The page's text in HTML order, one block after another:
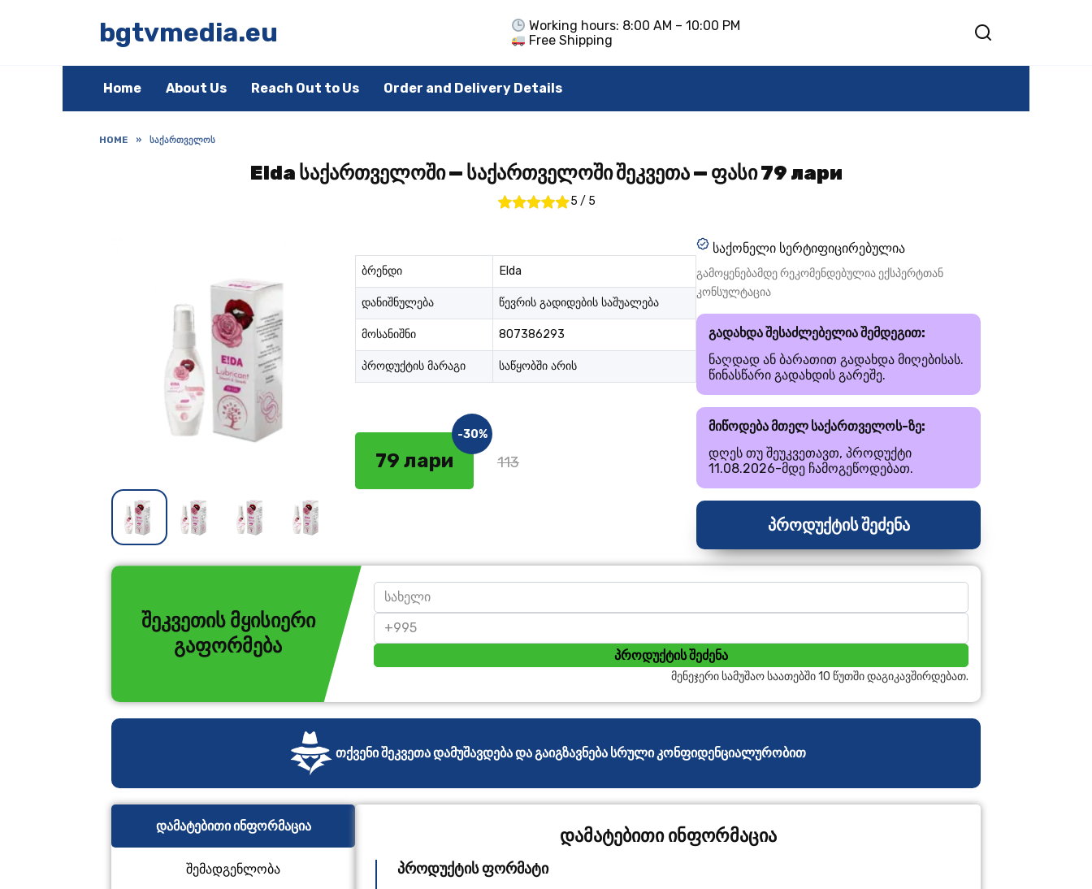
bgtvmedia.eu
Working hours: 8:00 AM – 10:00 PM
Free Shipping
Home About Us Reach Out to Us Order and Delivery Details
HOME » ᲡᲐᲥᲐᲠᲗᲕᲔᲚᲝᲡ
Elda საქართველოში — საქართველოში შეკვეთა — ფასი 79 лари
5 / 5
ბრენდი Elda
დანიშნულება წევრის გადიდების საშუალება
მოსანიშნი 807386293
პროდუქტის მარაგი საწყობში არის
79 лари
-30%
113
საქონელი სერტიფიცირებულია
გამოყენებამდე რეკომენდებულია ექსპერტთან
კონსულტაცია
გადახდა შესაძლებელია შემდეგით:
ნაღდად ან ბარათით გადახდა მიღებისას.
წინასწარი გადახდის გარეშე.
მიწოდება მთელ საქართველოს-ზე:
დღეს თუ შეუკვეთავთ, პროდუქტი
11.08.2026-მდე ჩამოგეწოდებათ.
პროდუქტის შეძენა
შეკვეთის მყისიერი
გაფორმება
პროდუქტის შეძენა
მენეჯერი სამუშაო საათებში 10 წუთში დაგიკავშირდებათ.
თქვენი შეკვეთა დამუშავდება და გაიგზავნება სრული კონფიდენციალურობით
დამატებითი ინფორმაცია
შემადგენლობა
დამატებითი ინფორმაცია
პროდუქტის ფორმატი